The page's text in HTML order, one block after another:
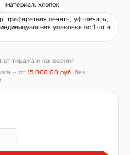
материал: хлопок
трафаретная печать, уф-печать,
упаковка по 1 шт в
от тиража и нанесения
— от 15 000,00 руб. без